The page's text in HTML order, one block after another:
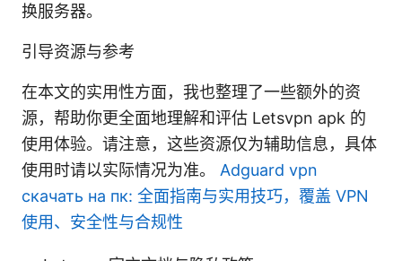
换服务器。
引导资源与参考
在本文的实用性方面，我也整理了一些额外的资
源，帮助你更全面地理解和评估 Letsvpn apk 的
使用体验。请注意，这些资源仅为辅助信息，具体
使用时请以实际情况为准。 Adguard vpn
скачать на пк: 全面指南与实用技巧，覆盖 VPN
使用、安全性与合规性